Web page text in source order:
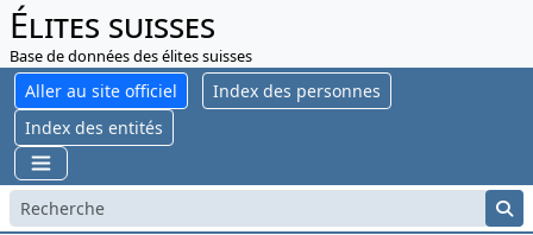
Élites suisses
Base de données des élites suisses
Aller au site officiel
Index des personnes
Index des entités